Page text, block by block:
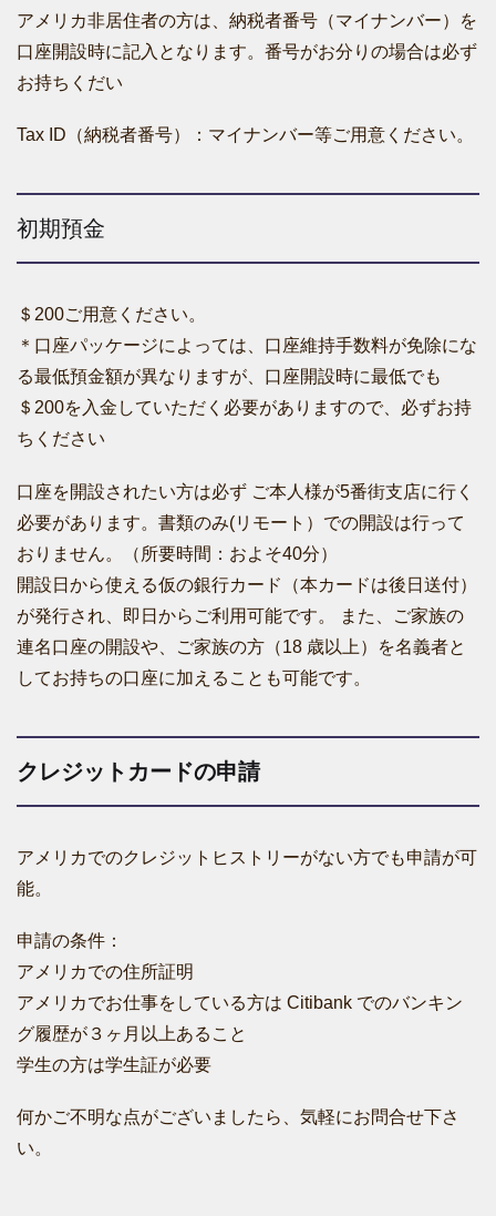
アメリカ非居住者の方は、納税者番号（マイナンバー）を
口座開設時に記入となります。番号がお分りの場合は必ず
お持ちくだい
Tax ID（納税者番号）：マイナンバー等ご用意ください。
初期預金
＄200ご用意ください。
＊口座パッケージによっては、口座維持手数料が免除にな
る最低預金額が異なりますが、口座開設時に最低でも
＄200を入金していただく必要がありますので、必ずお持
ちください
口座を開設されたい方は必ず ご本人様が5番街支店に行く
必要があります。書類のみ(リモート）での開設は行って
おりません。（所要時間：およそ40分）
開設日から使える仮の銀行カード（本カードは後日送付）
が発行され、即日からご利用可能です。 また、ご家族の
連名口座の開設や、ご家族の方（18 歳以上）を名義者と
してお持ちの口座に加えることも可能です。
クレジットカードの申請
アメリカでのクレジットヒストリーがない方でも申請が可
能。
申請の条件：
アメリカでの住所証明
アメリカでお仕事をしている方は Citibank でのバンキン
グ履歴が３ヶ月以上あること
学生の方は学生証が必要
何かご不明な点がございましたら、気軽にお問合せ下さ
い。